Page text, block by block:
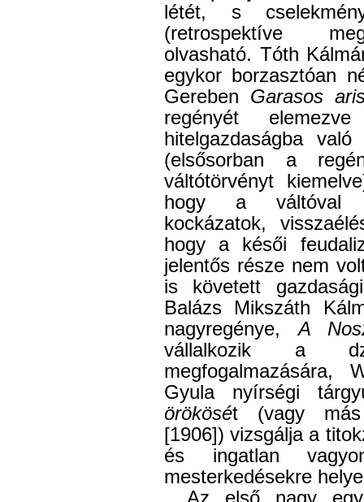
létét, s
(retrospektíve
olvasható. Tóth
egykor borzasztóan
Gereben Garasos
regényét
hitelgazdaságba
(elsősorban a
váltótörvényt
hogy a váltóval
kockázatok,
hogy a késői
jelentős része nem
is követett
Balázs Mikszáth
nagyregénye,A
vállalkozik a
megfogalmazására,
Gyula nyírségi
örökösét (vagy
[1906]) vizsgálja a
és ingatlan
mesterkedésekre